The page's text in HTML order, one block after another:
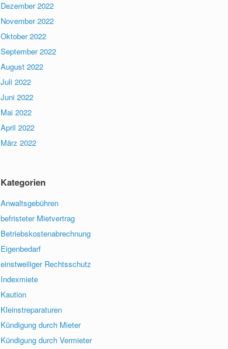
Dezember 2022
November 2022
Oktober 2022
September 2022
August 2022
Juli 2022
Juni 2022
Mai 2022
April 2022
März 2022
Kategorien
Anwaltsgebühren
befristeter Mietvertrag
Betriebskostenabrechnung
Eigenbedarf
einstweiliger Rechtsschutz
Indexmiete
Kaution
Kleinstreparaturen
Kündigung durch Mieter
Kündigung durch Vermieter